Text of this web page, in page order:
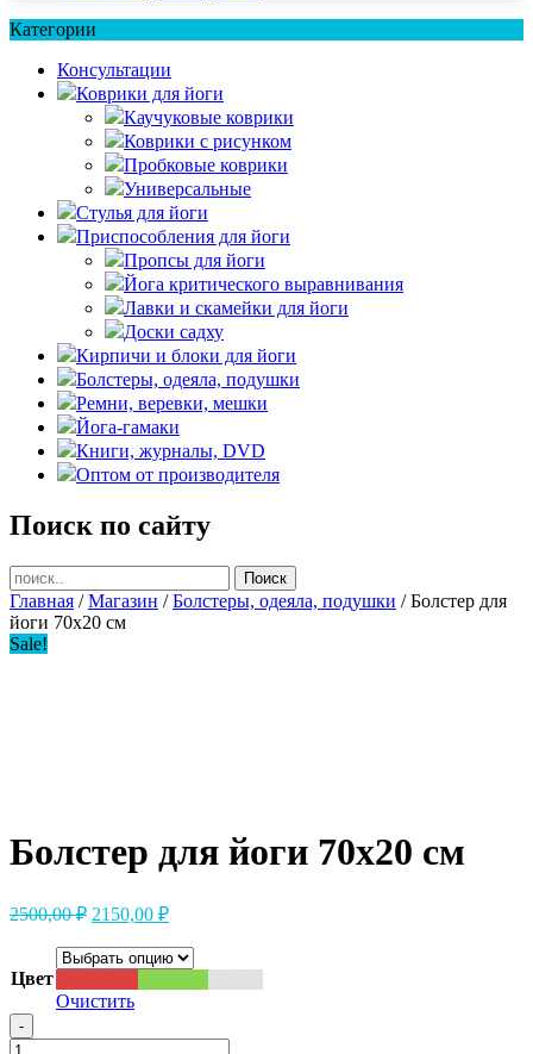
Категории
Консультации
Коврики для йоги
Каучуковые коврики
Коврики с рисунком
Пробковые коврики
Универсальные
Стулья для йоги
Приспособления для йоги
Пропсы для йоги
Йога критического выравнивания
Лавки и скамейки для йоги
Доски садху
Кирпичи и блоки для йоги
Болстеры, одеяла, подушки
Ремни, веревки, мешки
Йога-гамаки
Книги, журналы, DVD
Оптом от производителя
Поиск по сайту
Главная /Магазин /Болстеры, одеяла, подушки / Болстер для
йоги 70х20 см
Sale!
Болстер для йоги 70х20 см
2500,00₽ Первоначальная
составляла
2150,00 ₽Текущая
2150,00 ₽.
Цвет
Очистить
-
Количество